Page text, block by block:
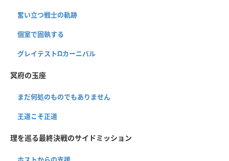
奮い立つ戦士の軌跡
個室で固執する
グレイテストΩカーニバル
冥府の玉座
まだ何処のものでもありません
王道こそ正道
理を巡る最終決戦のサイドミッション